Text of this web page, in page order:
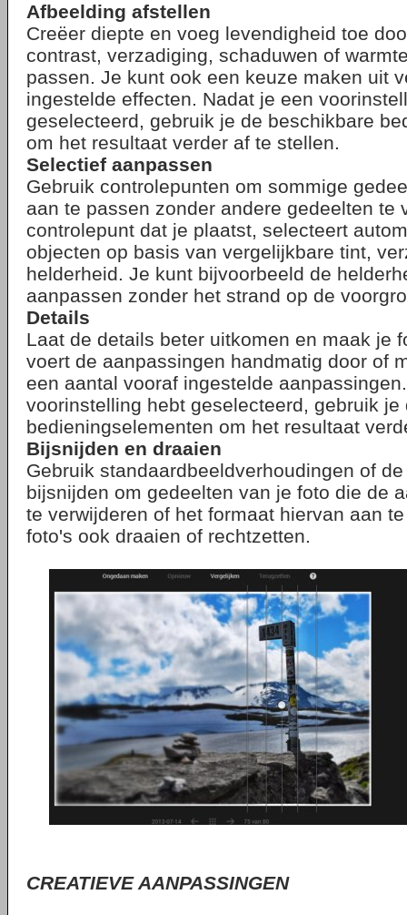
Afbeelding afstellen
Creëer diepte en voeg levendigheid toe
contrast, verzadiging, schaduwen of
passen. Je kunt ook een keuze maken uit
ingestelde effecten. Nadat je een
geselecteerd, gebruik je de beschikbare
om het resultaat verder af te stellen.
Selectief aanpassen
Gebruik controlepunten om sommige
aan te passen zonder andere gedeelten te
controlepunt dat je plaatst, selecteert
objecten op basis van vergelijkbare tint,
helderheid. Je kunt bijvoorbeeld de
aanpassen zonder het strand op de
Details
Laat de details beter uitkomen en maak je
voert de aanpassingen handmatig door of
een aantal vooraf ingestelde
voorinstelling hebt geselecteerd, gebruik je
bedieningselementen om het resultaat
Bijsnijden en draaien
Gebruik standaardbeeldverhoudingen of
bijsnijden om gedeelten van je foto die de
te verwijderen of het formaat hiervan aan
foto's ook draaien of rechtzetten.
CREATIEVE AANPASSINGEN